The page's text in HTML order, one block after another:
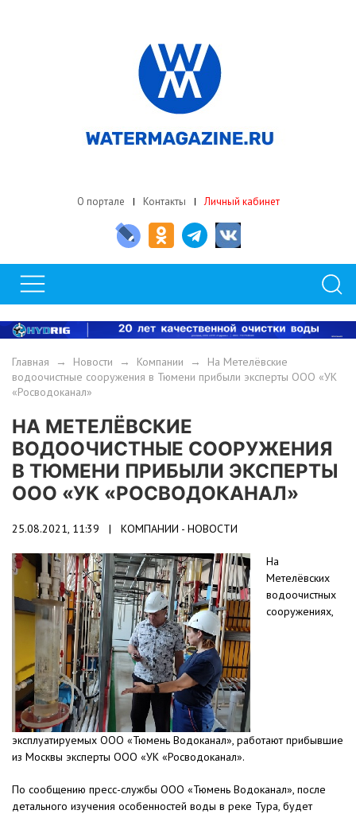
О портале Контакты Личный кабинет
Главная → Новости → Компании → На Метелёвские
водоочистные сооружения в Тюмени прибыли эксперты ООО «УК
«Росводоканал»
НА МЕТЕЛЁВСКИЕ
ВОДООЧИСТНЫЕ СООРУЖЕНИЯ
В ТЮМЕНИ ПРИБЫЛИ ЭКСПЕРТЫ
ООО «УК «РОСВОДОКАНАЛ»
25.08.2021, 11:39 | КОМПАНИИ - НОВОСТИ
На
Метелёвских
водоочистных
сооружениях,
эксплуатируемых ООО «Тюмень Водоканал», работают прибывшие
из Москвы эксперты ООО «УК «Росводоканал».
По сообщению пресс-службы ООО «Тюмень Водоканал», после
детального изучения особенностей воды в реке Тура, будет